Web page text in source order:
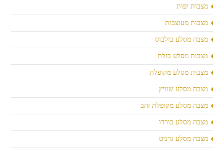
מצבות יפות
מצבות מעוצבות
מצבה מסלע בולבוס
מצבות מסלע בזלת
מצבות מסלע מקופלת
מצבה מסלע שוויץ
מצבה מסלע מקופלת זהב
מצבה מסלע בורדו
מצבה מסלע גרניט